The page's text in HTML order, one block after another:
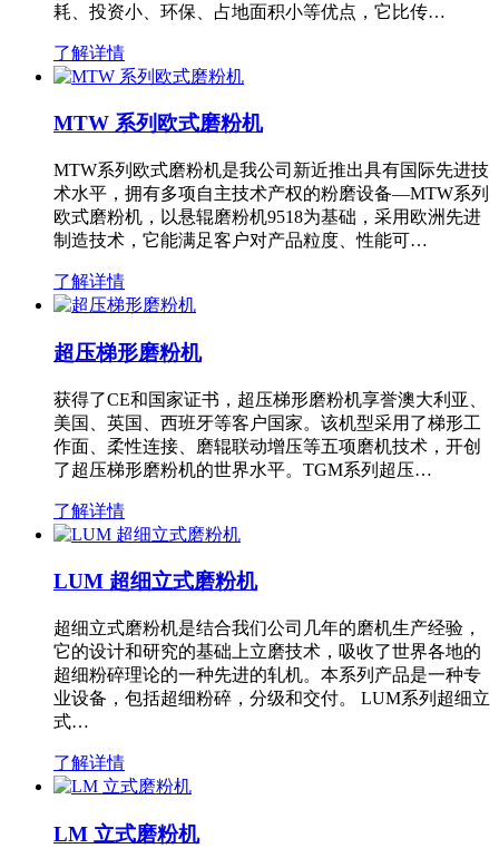
耗、投资小、环保、占地面积小等优点，它比传…
了解详情
MTW 系列欧式磨粉机
MTW系列欧式磨粉机是我公司新近推出具有国际先进技
术水平，拥有多项自主技术产权的粉磨设备—MTW系列
欧式磨粉机，以悬辊磨粉机9518为基础，采用欧洲先进
制造技术，它能满足客户对产品粒度、性能可…
了解详情
超压梯形磨粉机
获得了CE和国家证书，超压梯形磨粉机享誉澳大利亚、
美国、英国、西班牙等客户国家。该机型采用了梯形工
作面、柔性连接、磨辊联动增压等五项磨机技术，开创
了超压梯形磨粉机的世界水平。TGM系列超压…
了解详情
LUM 超细立式磨粉机
超细立式磨粉机是结合我们公司几年的磨机生产经验，
它的设计和研究的基础上立磨技术，吸收了世界各地的
超细粉碎理论的一种先进的轧机。本系列产品是一种专
业设备，包括超细粉碎，分级和交付。 LUM系列超细立
式…
了解详情
LM 立式磨粉机